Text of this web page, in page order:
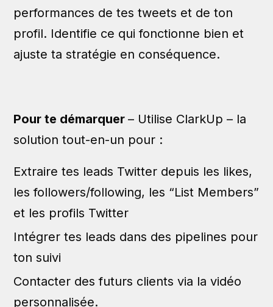
performances de tes tweets et de ton
profil. Identifie ce qui fonctionne bien et
ajuste ta stratégie en conséquence.
Pour te démarquer– Utilise ClarkUp – la
solution tout-en-un pour :
Extraire tes leads Twitter depuis les likes,
les followers/following, les “List Members”
et les profils Twitter
Intégrer tes leads dans des pipelines pour
ton suivi
Contacter des futurs clients via la vidéo
personnalisée.